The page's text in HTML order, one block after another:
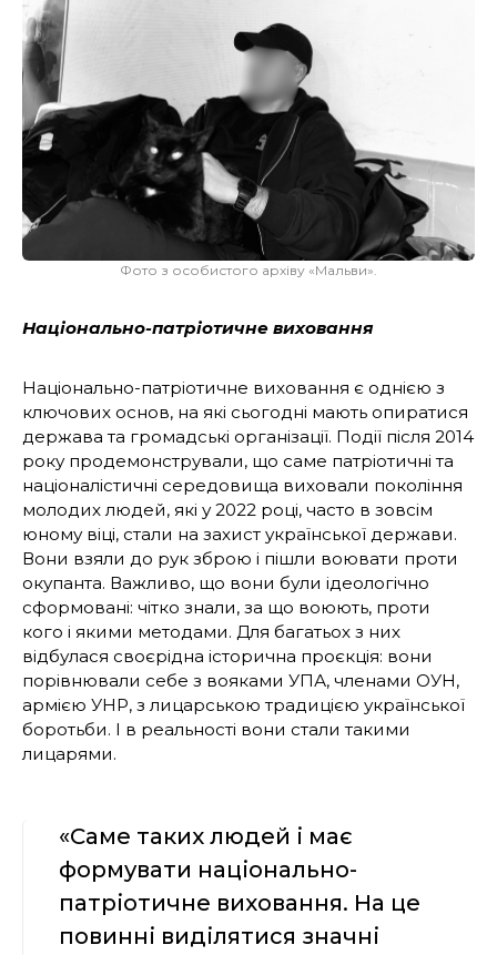
Фото з особистого архіву «Мальви».
Національно-патріотичне виховання
Національно-патріотичне виховання є однією з
ключових основ, на які сьогодні мають опиратися
держава та громадські організації. Події після 2014
року продемонстрували, що саме патріотичні та
націоналістичні середовища виховали покоління
молодих людей, які у 2022 році, часто в зовсім
юному віці, стали на захист української держави.
Вони взяли до рук зброю і пішли воювати проти
окупанта. Важливо, що вони були ідеологічно
сформовані: чітко знали, за що воюють, проти
кого і якими методами. Для багатьох з них
відбулася своєрідна історична проєкція: вони
порівнювали себе з вояками УПА, членами ОУН,
армією УНР, з лицарською традицією української
боротьби. І в реальності вони стали такими
лицарями.
«Саме таких людей і має
формувати національно-
патріотичне виховання. На це
повинні виділятися значні